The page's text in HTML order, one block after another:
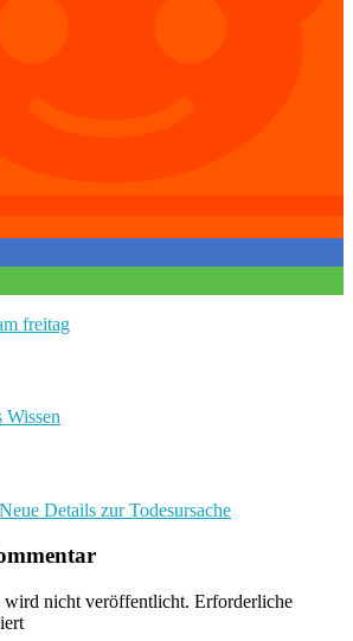
freitag
Wissen
Details zur Todesursache
nicht veröffentlicht. Erforderliche